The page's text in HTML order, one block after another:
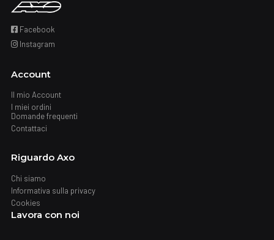
Facebook
Instagram
Account
Il mio Account
I miei ordini
Domande frequenti
Contattaci
Riguardo Axo
Chi siamo
Informativa sulla privacy
Cookies
Lavora con noi